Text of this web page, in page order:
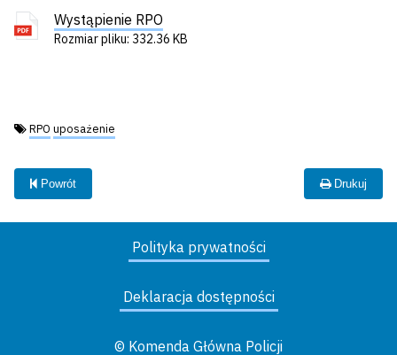
Wystąpienie RPO
Rozmiar pliku: 332.36 KB
Tagi:
RPO uposażenie
Powrót Drukuj
Polityka prywatności
Deklaracja dostępności
© Komenda Główna Policji